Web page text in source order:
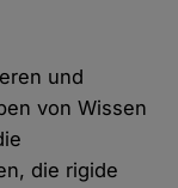
und
von Wissen
die rigide